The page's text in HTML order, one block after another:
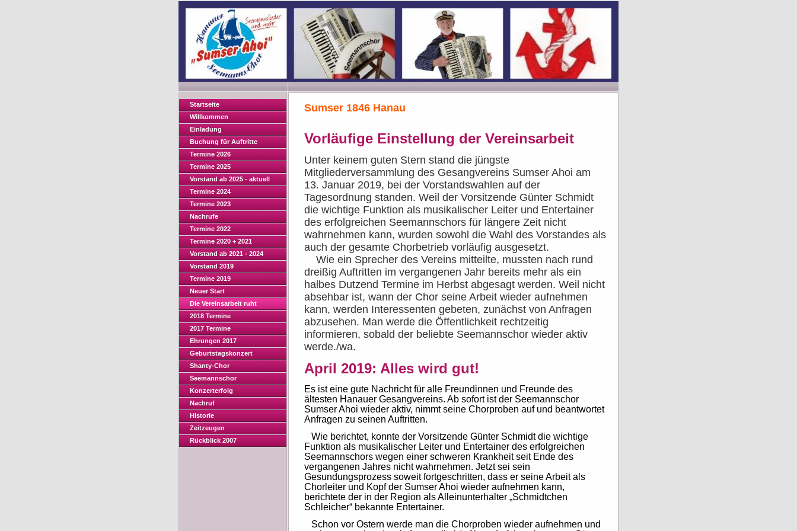
Startseite
Willkommen
Einladung
Buchung für Auftritte
Termine 2026
Termine 2025
Vorstand ab 2025 - aktuell
Termine 2024
Termine 2023
Nachrufe
Termine 2022
Termine 2020 + 2021
Vorstand ab 2021 - 2024
Vorstand 2019
Termine 2019
Neuer Start
Die Vereinsarbeit ruht
2018 Termine
2017 Termine
Ehrungen 2017
Geburtstagskonzert
Shanty-Chor
Seemannschor
Konzerterfolg
Nachruf
Historie
Zeitzeugen
Rückblick 2007
Sumser 1846 Hanau
Vorläufige Einstellung der Vereinsarbeit
Unter keinem guten Stern stand die jüngste
Mitgliederversammlung des Gesangvereins Sumser Ahoi am
13. Januar 2019, bei der Vorstandswahlen auf der
Tagesordnung standen. Weil der Vorsitzende Günter Schmidt
die wichtige Funktion als musikalischer Leiter und Entertainer
des erfolgreichen Seemannschors für längere Zeit nicht
wahrnehmen kann, wurden sowohl die Wahl des Vorstandes als
auch der gesamte Chorbetrieb vorläufig ausgesetzt.
Wie ein Sprecher des Vereins mitteilte, mussten nach rund
dreißig Auftritten im vergangenen Jahr bereits mehr als ein
halbes Dutzend Termine im Herbst abgesagt werden. Weil nicht
absehbar ist, wann der Chor seine Arbeit wieder aufnehmen
kann, werden Interessenten gebeten, zunächst von Anfragen
abzusehen. Man werde die Öffentlichkeit rechtzeitig
informieren, sobald der beliebte Seemannschor wieder aktiv
werde./wa.
April 2019: Alles wird gut!
Es ist eine gute Nachricht für alle Freundinnen und Freunde des
ältesten Hanauer Gesangvereins. Ab sofort ist der Seemannschor
Sumser Ahoi wieder aktiv, nimmt seine Chorproben auf und beantwortet
Anfragen zu seinen Auftritten.
Wie berichtet, konnte der Vorsitzende Günter Schmidt die wichtige
Funktion als musikalischer Leiter und Entertainer des erfolgreichen
Seemannschors wegen einer schweren Krankheit seit Ende des
vergangenen Jahres nicht wahrnehmen. Jetzt sei sein
Gesundungsprozess soweit fortgeschritten, dass er seine Arbeit als
Chorleiter und Kopf der Sumser Ahoi wieder aufnehmen kann,
berichtete der in der Region als Alleinunterhalter „Schmidtchen
Schleicher“ bekannte Entertainer.
Schon vor Ostern werde man die Chorproben wieder aufnehmen und